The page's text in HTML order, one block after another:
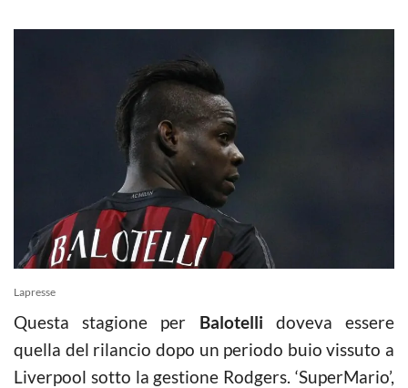
Lapresse
Questa stagione per Balotelli doveva essere
quella del rilancio dopo un periodo buio vissuto a
Liverpool sotto la gestione Rodgers. ‘SuperMario’,